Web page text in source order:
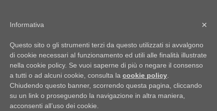
Italia Notizie
Giornale di Basilicata
Giornale di Puglia
INFORMAPUGLIA
Il portale n.1 del lavoro
in Puglia
×
Informativa
Questo sito o gli strumenti terzi da questo utilizzati si avvalgono
di cookie necessari al funzionamento ed utili alle finalità illustrate
nella cookie policy. Se vuoi saperne di più o negare il consenso
a tutti o ad alcuni cookie, consulta la cookie policy
Chiudendo questo banner, scorrendo questa pagina, cliccando
su un link o proseguendo la navigazione in altra maniera,
acconsenti all’uso dei cookie.